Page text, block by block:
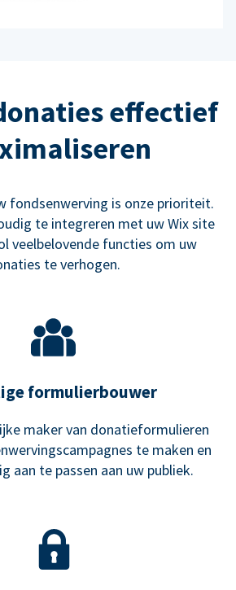
effectief
fondsenwerving is onze prioriteit.
te integreren met uw Wix site
veelbelovende functies om uw
te verhogen.
formulierbouwer
maker van donatieformulieren
te maken en
aan te passen aan uw publiek.